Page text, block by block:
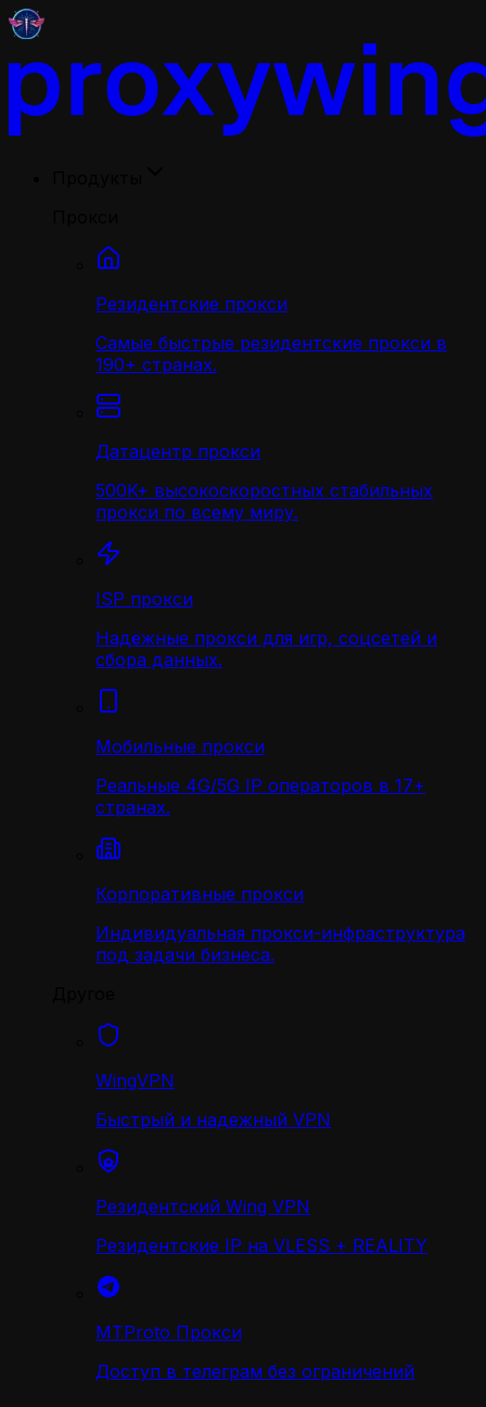
Резидентские прокси
Самые быстрые резидентские прокси в
190+ странах.
Датацентр прокси
500K+ высокоскоростных стабильных
прокси по всему миру.
ISP прокси
Надёжные прокси для игр, соцсетей и
сбора данных.
Мобильные прокси
Реальные 4G/5G IP операторов в 17+
странах.
Корпоративные прокси
Индивидуальная прокси-инфраструктура
под задачи бизнеса.
WingVPN
Быстрый и надежный VPN
Резидентский Wing VPN
Резидентские IP на VLESS + REALITY
MTProto Прокси
Доступ в телеграм без ограничений